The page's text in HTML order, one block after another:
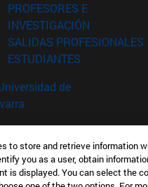
PROFESORES E
INVESTIGACIÓN
SALIDAS PROFESIONALES
ESTUDIANTES
de
España
to store and retrieve information
you as a user, obtain
is displayed. You can select the